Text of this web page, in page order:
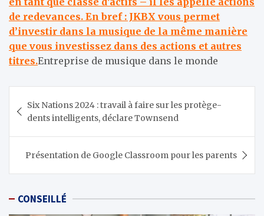
de redevances. En bref : JKBX vous permet
d’investir dans la musique de la même manière
que vous investissez dans des actions et autres
titres.Entreprise de musique dans le monde
de
l’article
Six Nations 2024 : travail à faire sur les protège-
dents intelligents, déclare Townsend
Présentation de Google Classroom pour les parents
CONSEILLÉ